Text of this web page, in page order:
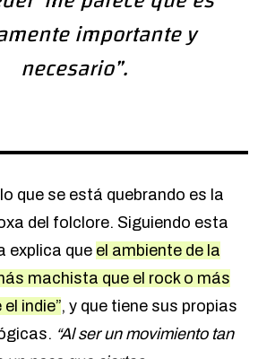
importante y
necesario”.
que se está quebrando es la
del folclore. Siguiendo esta
explica que el ambiente de la
machista que el rock o más
indie”, y que tiene sus propias
“Al ser un movimiento tan